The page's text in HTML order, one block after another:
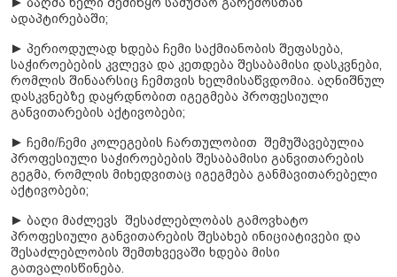
► ბაღმა ხელი შემიწყო სამუშაო გარემოსთან
ადაპტირებაში;
► პერიოდულად ხდება ჩემი საქმიანობის შეფასება,
საჭიროებების კვლევა და კეთდება შესაბამისი დასკვნები,
რომლის შინაარსიც ჩემთვის ხელმისაწვდომია. აღნიშნულ
დასკვნებზე დაყრდნობით იგეგმება პროფესიული
განვითარების აქტივობები;
► ჩემი/ჩემი კოლეგების ჩართულობით შემუშავებულია
პროფესიული საჭიროებების შესაბამისი განვითარების
გეგმა, რომლის მიხედვითაც იგეგმება განმავითარებელი
აქტივობები;
► ბაღი მაძლევს შესაძლებლობას გამოვხატო
პროფესიული განვითარების შესახებ ინიციატივები და
შესაძლებლობის შემთხვევაში ხდება მისი
გათვალისწინება.